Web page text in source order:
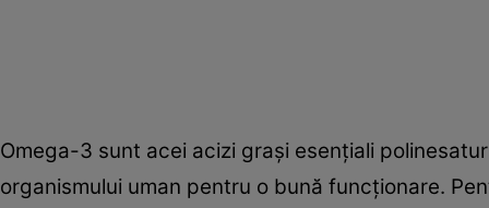
Omega-3 sunt acei acizi graşi esenţiali
organismului uman pentru o bună funcţionare.